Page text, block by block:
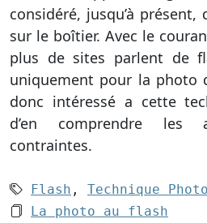
considéré, jusqu’à
sur le boîtier. Avec le
plus de sites parlent de
uniquement pour la photo
donc intéressé a cette
d’en comprendre les
contraintes.
Mots-clés (3):
Flash , Technique Photo
Le dossier 1:
La photo au flash